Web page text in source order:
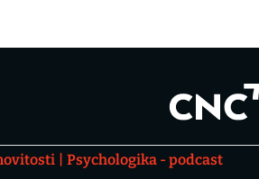
Psychologika - podcast